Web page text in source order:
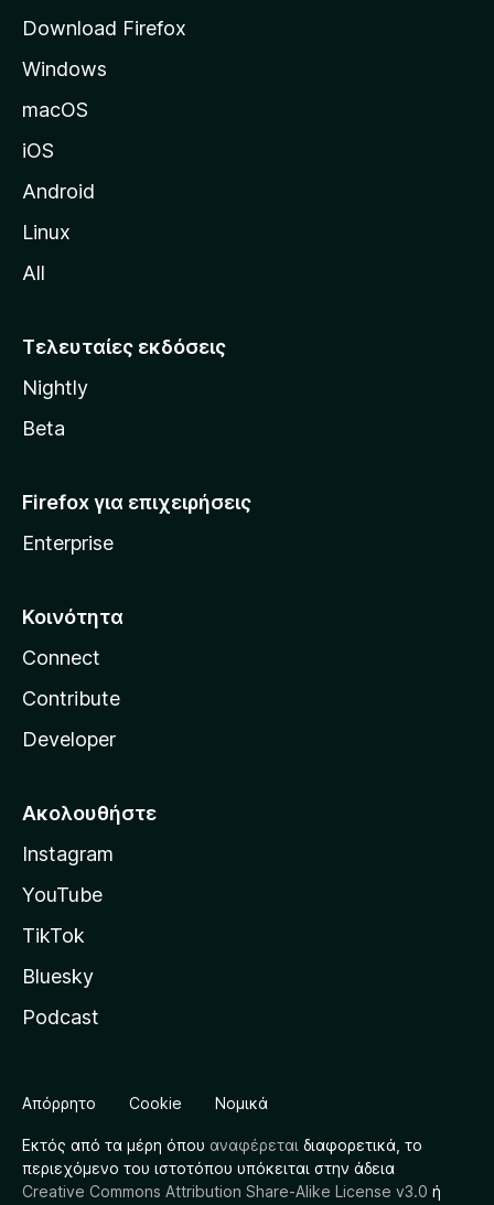
λ
ί
τ
η
o
i
l
a
Download Firefox
Windows
macOS
iOS
Android
Linux
All
Τελευταίες εκδόσεις
Nightly
Beta
Firefox για επιχειρήσεις
Enterprise
Κοινότητα
Connect
Contribute
Developer
Ακολουθήστε
Instagram
YouTube
TikTok
Bluesky
Podcast
Απόρρητο Cookie Νομικά
Εκτός από τα μέρη όπου αναφέρεται διαφορετικά, το
περιεχόμενο του ιστοτόπου υπόκειται στην άδεια
Creative Commons Attribution Share-Alike License v3.0 ή